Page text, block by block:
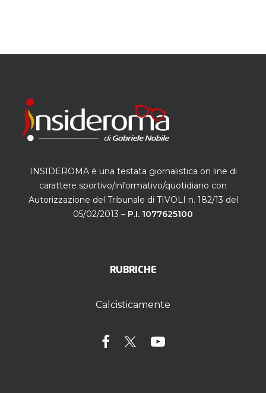
INSIDEROMA è una testata giornalistica on line di
carattere sportivo/informativo/quotidiano con
Autorizzazione del Tribunale di TIVOLI n. 182/13 del
05/02/2013 – P.I. 1077625100
RUBRICHE
Calcisticamente